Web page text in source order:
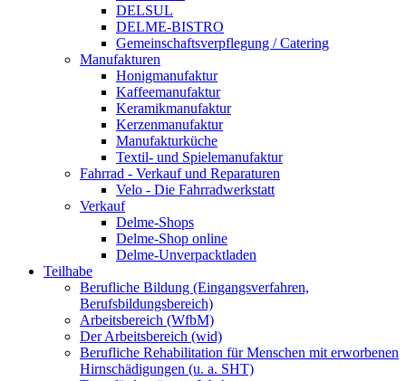
DELSUL
DELME-BISTRO
Gemeinschaftsverpflegung / Catering
Manufakturen
Honigmanufaktur
Kaffeemanufaktur
Keramikmanufaktur
Kerzenmanufaktur
Manufakturküche
Textil- und Spielemanufaktur
Fahrrad - Verkauf und Reparaturen
Velo - Die Fahrradwerkstatt
Verkauf
Delme-Shops
Delme-Shop online
Delme-Unverpacktladen
Teilhabe
Berufliche Bildung (Eingangsverfahren,
Berufsbildungsbereich)
Arbeitsbereich (WfbM)
Der Arbeitsbereich (wid)
Berufliche Rehabilitation für Menschen mit erworbenen
Hirnschädigungen (u. a. SHT)